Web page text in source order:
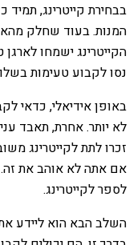
בבחירת קייטרינג,
המנות. בעוד שחלק
הקייטרינג ישמחו
נסו לקבוע טעימות
באופן אידיאלי, כדאי
לא יותר. אחרת, תאבד
זכרו לתת לקייטרינג
אם אתה לא אוהב את
לספר לקייטרינג.
השלב הבא הוא ליידע